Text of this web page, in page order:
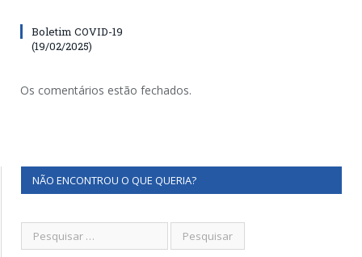
Boletim COVID-19
(19/02/2025)
Os comentários estão fechados.
NÃO ENCONTROU O QUE QUERIA?